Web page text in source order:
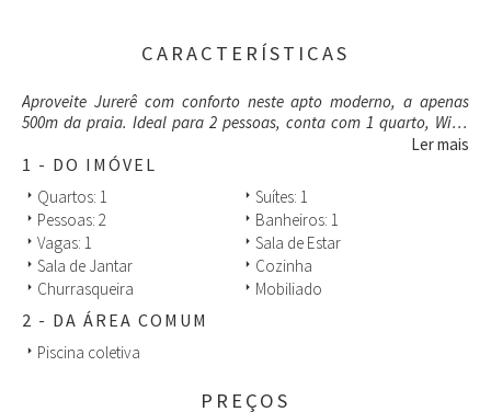
CARACTERÍSTICAS
Aproveite Jurerê com conforto neste apto moderno, a apenas
500m da praia. Ideal para 2 pessoas, conta com 1 quarto, Wi-Fi
rápido, ar-condicionado, smart TV, garagem e piscina coletiva.
Perfeito para descansar ou trabalhar. Localização privilegiada:
perto de restaurantes, mercado, farmácia e do centrinho de
Jurerê. Tudo a poucos minutos a pé.
Ler mais
1 - DO IMÓVEL
arrow_right Quartos: 1 arrow_right Suítes: 1
arrow_right Pessoas: 2 arrow_right Banheiros: 1
arrow_right Vagas: 1 arrow_right Sala de Estar
arrow_right Sala de Jantar arrow_right Cozinha
arrow_right Churrasqueira arrow_right Mobiliado
2 - DA ÁREA COMUM
arrow_right Piscina coletiva
PREÇOS